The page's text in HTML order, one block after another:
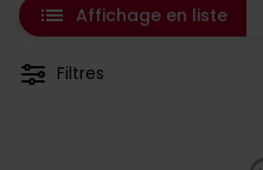
list Affichage en liste
Filtres